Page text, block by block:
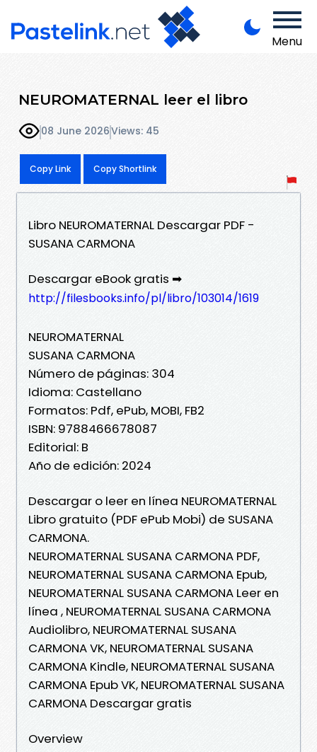
Menu
NEUROMATERNAL leer el libro
08 June 2026Views: 45
Copy Link Copy Shortlink
Libro NEUROMATERNAL Descargar PDF -
SUSANA CARMONA
Descargar eBook gratis ➡
http://filesbooks.info/pl/libro/103014/1619
NEUROMATERNAL
SUSANA CARMONA
Número de páginas: 304
Idioma: Castellano
Formatos: Pdf, ePub, MOBI, FB2
ISBN: 9788466678087
Editorial: B
Año de edición: 2024
Descargar o leer en línea NEUROMATERNAL
Libro gratuito (PDF ePub Mobi) de SUSANA
CARMONA.
NEUROMATERNAL SUSANA CARMONA PDF,
NEUROMATERNAL SUSANA CARMONA Epub,
NEUROMATERNAL SUSANA CARMONA Leer en
línea , NEUROMATERNAL SUSANA CARMONA
Audiolibro, NEUROMATERNAL SUSANA
CARMONA VK, NEUROMATERNAL SUSANA
CARMONA Kindle, NEUROMATERNAL SUSANA
CARMONA Epub VK, NEUROMATERNAL SUSANA
CARMONA Descargar gratis
Overview